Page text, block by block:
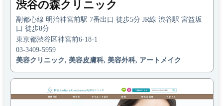
渋谷の森クリニック
副都心線 明治神宮前駅 7番出口 徒歩5分 JR線 渋谷駅 宮益坂
口 徒歩8分
東京都渋谷区神宮前6-18-1
03-3409-5959
美容クリニック, 美容皮膚科, 美容外科, アートメイク